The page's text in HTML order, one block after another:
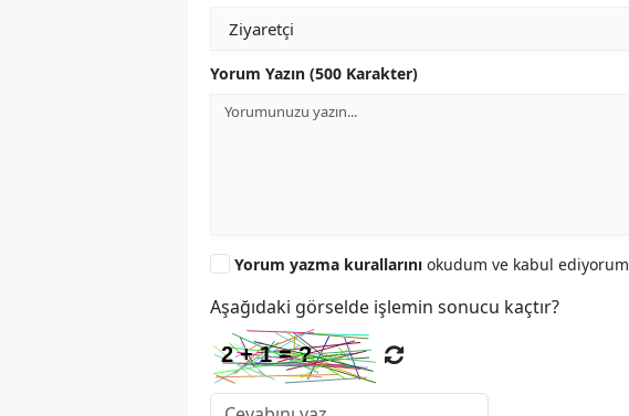
Yorum Yazın (500 Karakter)
Yorum yazma kurallarını okudum ve kabul ediyorum
Aşağıdaki görselde işlemin sonucu kaçtır?